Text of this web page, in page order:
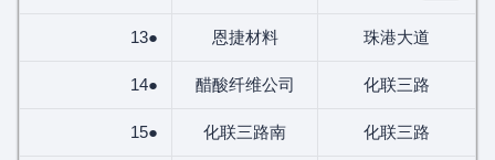
13● 恩捷材料 珠港大道
14● 醋酸纤维公司 化联三路
15● 化联三路南 化联三路